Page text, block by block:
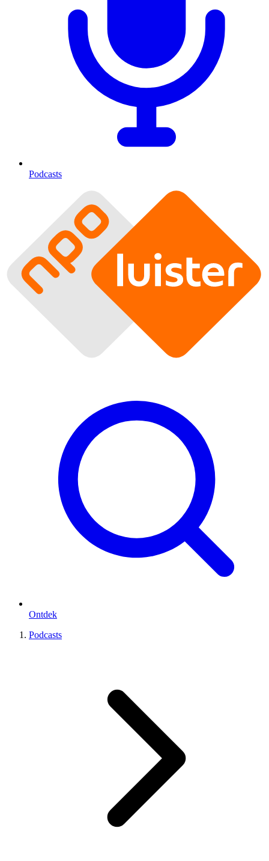
Podcasts
Ontdek
Podcasts